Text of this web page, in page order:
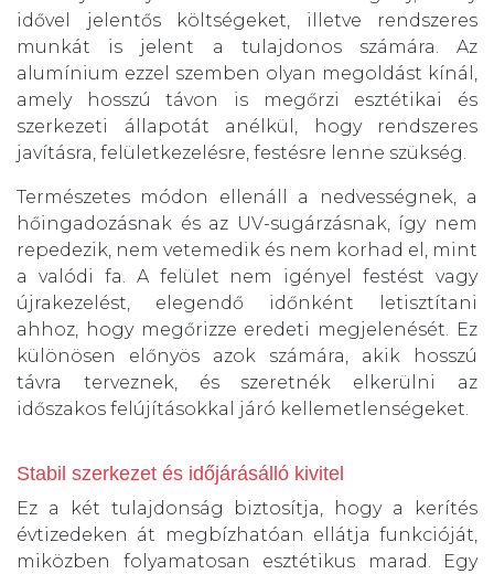
idővel jelentős költségeket, illetve rendszeres
munkát is jelent a tulajdonos számára. Az
alumínium ezzel szemben olyan megoldást kínál,
amely hosszú távon is megőrzi esztétikai és
szerkezeti állapotát anélkül, hogy rendszeres
javításra, felületkezelésre, festésre lenne szükség.
Természetes módon ellenáll a nedvességnek, a
hőingadozásnak és az UV-sugárzásnak, így nem
repedezik, nem vetemedik és nem korhad el, mint
a valódi fa. A felület nem igényel festést vagy
újrakezelést, elegendő időnként letisztítani
ahhoz, hogy megőrizze eredeti megjelenését. Ez
különösen előnyös azok számára, akik hosszú
távra terveznek, és szeretnék elkerülni az
időszakos felújításokkal járó kellemetlenségeket.
Stabil szerkezet és időjárásálló kivitel
Ez a két tulajdonság biztosítja, hogy a kerítés
évtizedeken át megbízhatóan ellátja funkcióját,
miközben folyamatosan esztétikus marad. Egy